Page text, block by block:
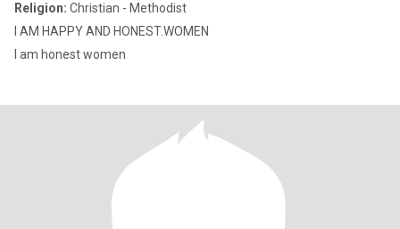
Religion: Christian - Methodist
I AM HAPPY AND HONEST.WOMEN
I am honest women